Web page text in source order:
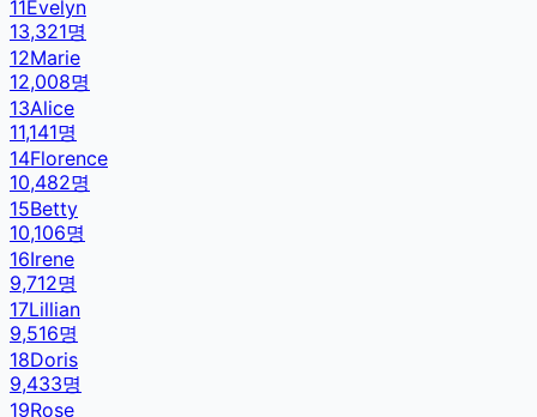
11Evelyn
13,321명
12Marie
12,008명
13Alice
11,141명
14Florence
10,482명
15Betty
10,106명
16Irene
9,712명
17Lillian
9,516명
18Doris
9,433명
19Rose